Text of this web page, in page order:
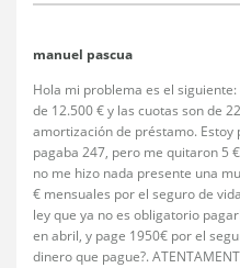
manuel pascua
Hola mi problema es el
de 12.500 € y las cuotas son de
amortización de préstamo. Estoy
pagaba 247, pero me quitaron 5
no me hizo nada presente una
€ mensuales por el seguro de
ley que ya no es obligatorio
en abril, y page 1950€ por el
dinero que pague?.